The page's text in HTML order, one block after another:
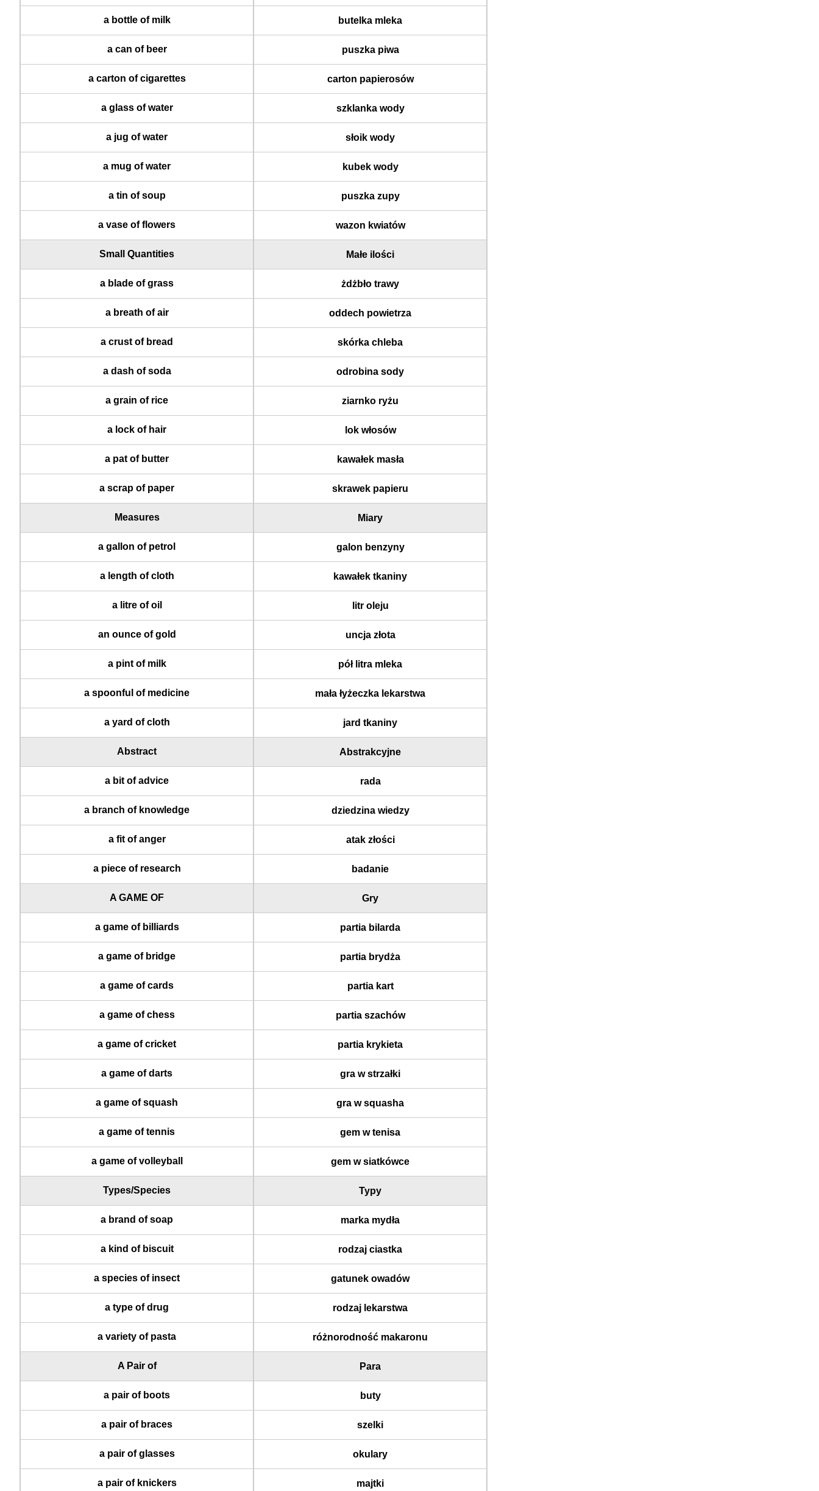
a bottle of milk butelka mleka
a can of beer puszka piwa
a carton of cigarettes carton papierosów
a glass of water szklanka wody
a jug of water słoik wody
a mug of water kubek wody
a tin of soup puszka zupy
a vase of flowers wazon kwiatów
Small Quantities Małe ilości
a blade of grass żdżbło trawy
a breath of air oddech powietrza
a crust of bread skórka chleba
a dash of soda odrobina sody
a grain of rice ziarnko ryżu
a lock of hair lok włosów
a pat of butter kawałek masła
a scrap of paper skrawek papieru
Measures Miary
a gallon of petrol galon benzyny
a length of cloth kawałek tkaniny
a litre of oil litr oleju
an ounce of gold uncja złota
a pint of milk pół litra mleka
a spoonful of medicine mała łyżeczka lekarstwa
a yard of cloth jard tkaniny
Abstract Abstrakcyjne
a bit of advice rada
a branch of knowledge dziedzina wiedzy
a fit of anger atak złości
a piece of research badanie
A GAME OF Gry
a game of billiards partia bilarda
a game of bridge partia brydża
a game of cards partia kart
a game of chess partia szachów
a game of cricket partia krykieta
a game of darts gra w strzałki
a game of squash gra w squasha
a game of tennis gem w tenisa
a game of volleyball gem w siatkówce
Types/Species Typy
a brand of soap marka mydła
a kind of biscuit rodzaj ciastka
a species of insect gatunek owadów
a type of drug rodzaj lekarstwa
a variety of pasta różnorodność makaronu
A Pair of Para
a pair of boots buty
a pair of braces szelki
a pair of glasses okulary
a pair of knickers majtki